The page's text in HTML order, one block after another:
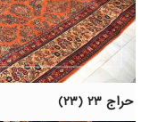
حراج ۲۳ (۲۳)